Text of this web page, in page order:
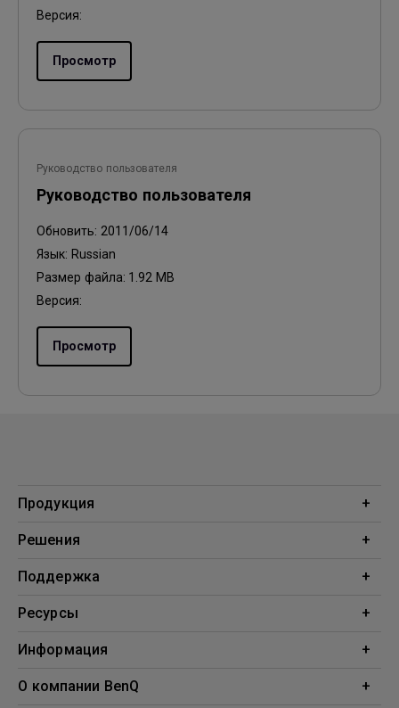
Версия:
Просмотр
Руководство пользователя
Руководство пользователя
Обновить: 2011/06/14
Язык: Russian
Размер файла: 1.92 MB
Версия:
Просмотр
Продукция
Проекторы
Решения
Образование
Поддержка
Поддержка
Ресурсы
Проекционный калькулятор
Информация
BenQ AQCOLOR
О компании BenQ